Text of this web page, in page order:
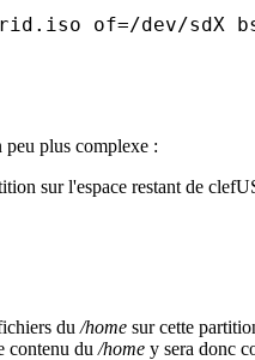
of=/dev/sdX
peu plus complexe :
sur l'espace restant de
du /home sur cette
contenu du /home y sera donc